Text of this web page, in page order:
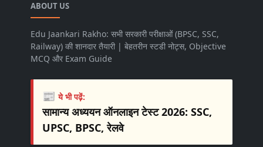
ABOUT US
Edu Jaankari Rakho: सभी सरकारी परीक्षाओं (BPSC, SSC,
Railway) की शानदार तैयारी | बेहतरीन स्टडी नोट्स, Objective
MCQ और Exam Guide
📰ये भी पढ़ें:
सामान्य अध्ययन ऑनलाइन टेस्ट 2026: SSC,
UPSC, BPSC, रेलवे